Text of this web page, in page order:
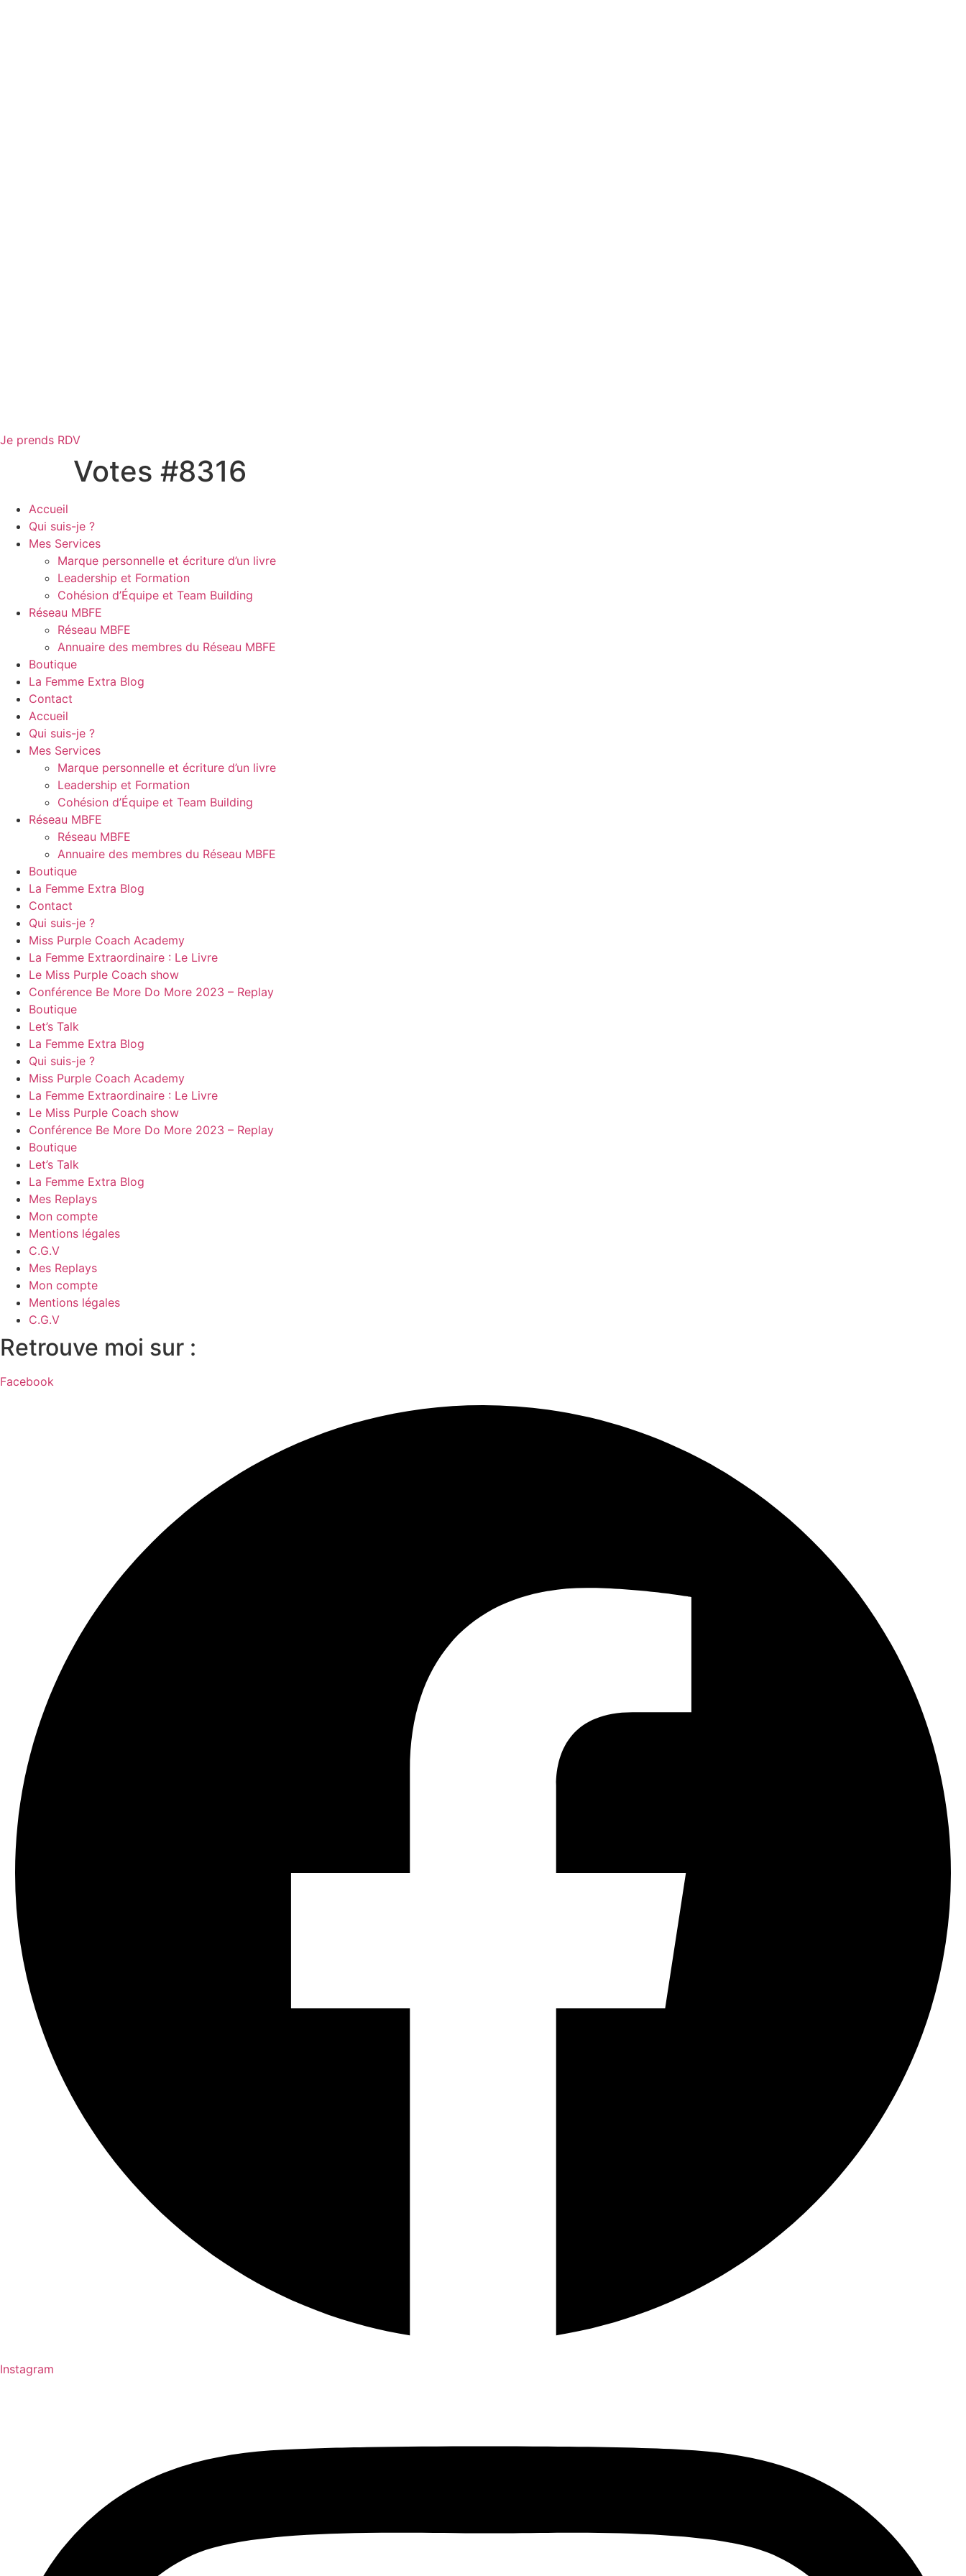
Je prends RDV
Votes #8316
Accueil
Qui suis-je ?
Mes Services
Marque personnelle et écriture d’un livre
Leadership et Formation
Cohésion d’Équipe et Team Building
Réseau MBFE
Réseau MBFE
Annuaire des membres du Réseau MBFE
Boutique
La Femme Extra Blog
Contact
Accueil
Qui suis-je ?
Mes Services
Marque personnelle et écriture d’un livre
Leadership et Formation
Cohésion d’Équipe et Team Building
Réseau MBFE
Réseau MBFE
Annuaire des membres du Réseau MBFE
Boutique
La Femme Extra Blog
Contact
Qui suis-je ?
Miss Purple Coach Academy
La Femme Extraordinaire : Le Livre
Le Miss Purple Coach show
Conférence Be More Do More 2023 – Replay
Boutique
Let’s Talk
La Femme Extra Blog
Qui suis-je ?
Miss Purple Coach Academy
La Femme Extraordinaire : Le Livre
Le Miss Purple Coach show
Conférence Be More Do More 2023 – Replay
Boutique
Let’s Talk
La Femme Extra Blog
Mes Replays
Mon compte
Mentions légales
C.G.V
Mes Replays
Mon compte
Mentions légales
C.G.V
Retrouve moi sur :
Facebook
Instagram